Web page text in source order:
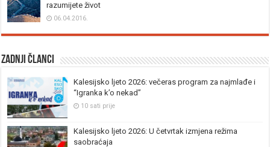
razumijete život
06.04.2016.
Zadnji članci
Kalesijsko ljeto 2026: večeras program za najmlađe i
“Igranka k’o nekad”
10 sati prije
Kalesijsko ljeto 2026: U četvrtak izmjena režima
saobraćaja